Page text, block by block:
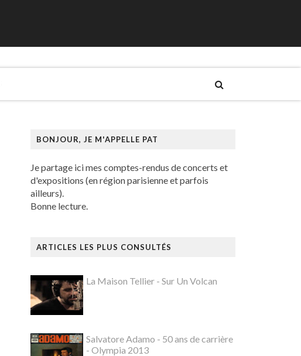
BONJOUR, JE M'APPELLE PAT
Je partage ici mes comptes-rendus de concerts et
d'expositions (en région parisienne et parfois
ailleurs).
Bonne lecture.
ARTICLES LES PLUS CONSULTÉS
La Maison Tellier - Sur Un Volcan
Salvatore Adamo - 50 ans de carrière
- Olympia 2013